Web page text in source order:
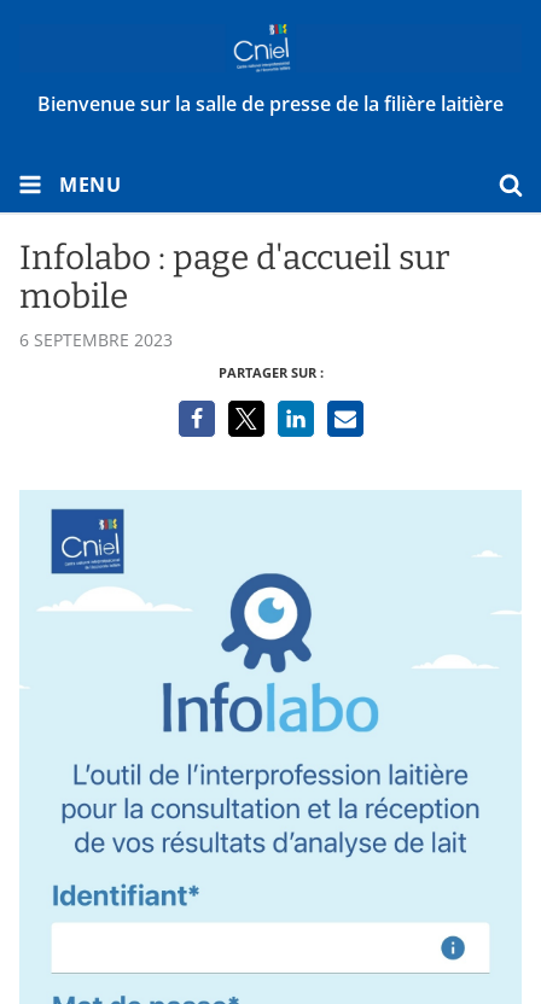
Bienvenue sur la salle de presse de la filière laitière
MENU
Infolabo : page d'accueil sur
mobile
6 SEPTEMBRE 2023
PARTAGER SUR :